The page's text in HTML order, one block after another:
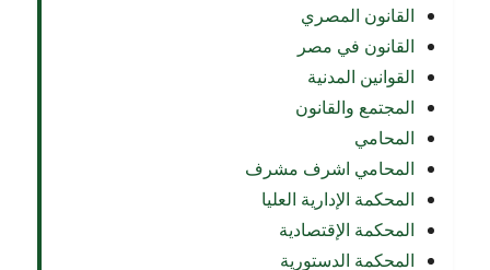
القانون المصري
القانون في مصر
القوانين المدنية
المجتمع والقانون
المحامي
المحامي اشرف مشرف
المحكمة الإدارية العليا
المحكمة الإقتصادية
المحكمة الدستورية